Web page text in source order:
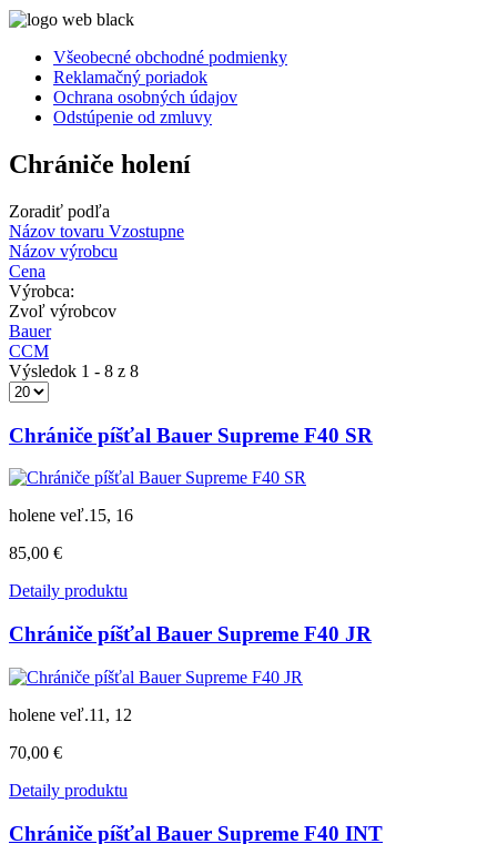
Všeobecné obchodné podmienky
Reklamačný poriadok
Ochrana osobných údajov
Odstúpenie od zmluvy
Chrániče holení
Zoradiť podľa
Názov tovaru Vzostupne
Názov výrobcu
Cena
Výrobca:
Zvoľ výrobcov
Bauer
CCM
Výsledok 1 - 8 z 8
Chrániče píšťal Bauer Supreme F40 SR
holene veľ.15, 16
85,00 €
Detaily produktu
Chrániče píšťal Bauer Supreme F40 JR
holene veľ.11, 12
70,00 €
Detaily produktu
Chrániče píšťal Bauer Supreme F40 INT